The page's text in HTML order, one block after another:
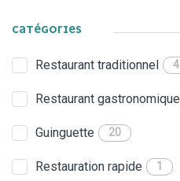
CATÉGORIES
Restaurant traditionnel 4
Restaurant gastronomique
Guinguette 20
Restauration rapide 1